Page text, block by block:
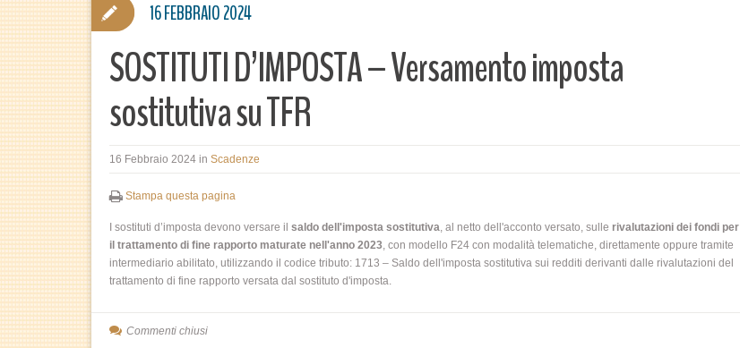
SOSTITUTI D’IMPOSTA – Versamento imposta
sostitutiva su TFR
16 Febbraio 2024 in Scadenze
Stampa questa pagina
I sostituti d’imposta devono versare il saldo dell'imposta sostitutiva, al netto dell'acconto versato, sulle rivalutazioni dei fondi per
il trattamento di fine rapporto maturate nell'anno 2023, con modello F24 con modalità telematiche, direttamente oppure tramite
intermediario abilitato, utilizzando il codice tributo: 1713 – Saldo dell'imposta sostitutiva sui redditi derivanti dalle rivalutazioni del
trattamento di fine rapporto versata dal sostituto d'imposta.
16 FEBBRAIO 2024
Commenti chiusi